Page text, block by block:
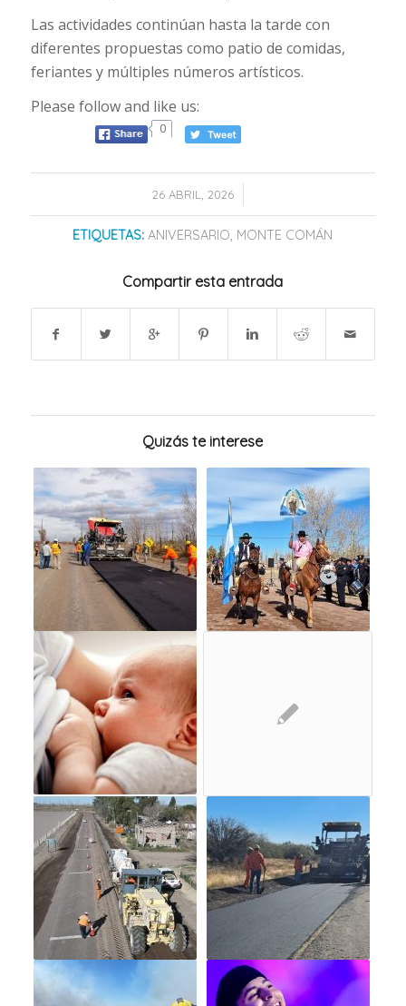
Las actividades continúan hasta la tarde con
diferentes propuestas como patio de comidas,
feriantes y múltiples números artísticos.
Please follow and like us:
0
26 ABRIL, 2026
/
ETIQUETAS: ANIVERSARIO MONTE COMÁN
Compartir esta entrada
Quizás te interese